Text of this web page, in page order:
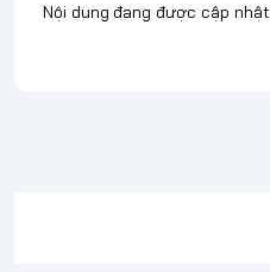
Nội dung đang được cập nhật